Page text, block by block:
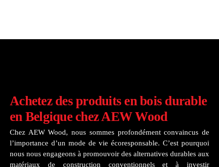
Achetez des produits en bois durable
en Belgique chez AEW Wood
Chez AEW Wood, nous sommes profondément convaincus de
l’importance d’un mode de vie écoresponsable. C’est pourquoi
nous nous engageons à promouvoir des alternatives durables aux
matériaux de construction conventionnels et à investir